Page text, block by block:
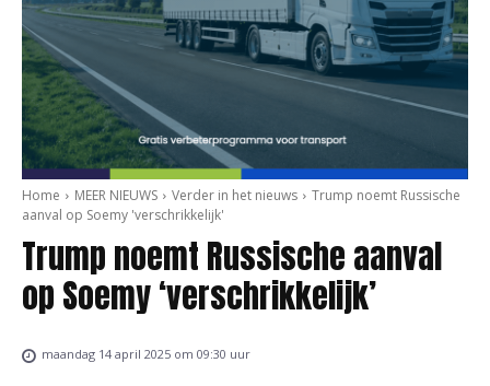
Home MEER NIEUWS Verder in het nieuws
Trump noemt Russische
aanval op Soemy 'verschrikkelijk'
Trump noemt Russische aanval
op Soemy ‘verschrikkelijk’
maandag 14 april 2025 om 09:30 uur